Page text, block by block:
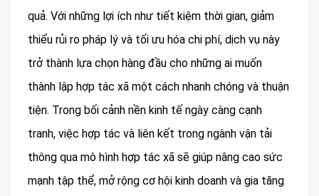
quả. Với những lợi ích như tiết kiệm thời gian, giảm
thiểu rủi ro pháp lý và tối ưu hóa chi phí, dịch vụ này
trở thành lựa chọn hàng đầu cho những ai muốn
thành lập hợp tác xã một cách nhanh chóng và thuận
tiện. Trong bối cảnh nền kinh tế ngày càng cạnh
tranh, việc hợp tác và liên kết trong ngành vận tải
thông qua mô hình hợp tác xã sẽ giúp nâng cao sức
mạnh tập thể, mở rộng cơ hội kinh doanh và gia tăng